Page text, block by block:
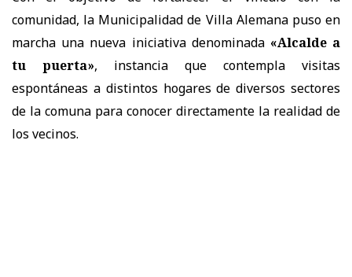
comunidad, la Municipalidad de Villa Alemana puso en
marcha una nueva iniciativa denominada «Alcalde a
tu puerta», instancia que contempla visitas
espontáneas a distintos hogares de diversos sectores
de la comuna para conocer directamente la realidad de
los vecinos.